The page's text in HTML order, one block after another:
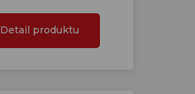
Detail produktu